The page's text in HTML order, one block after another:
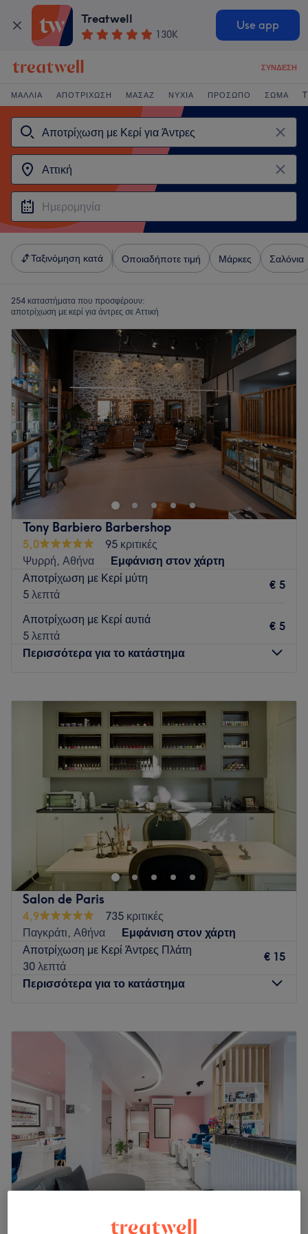
Treatwell
130K
Use app
ΣΎΝΔΕΣΗ
ΜΑΛΛΙΆ ΑΠΟΤΡΊΧΩΣΗ ΜΑΣΆΖ ΝΎΧΙΑ ΠΡΌΣΩΠΟ ΣΏΜΑ
Ταξινόμηση κατά Οποιαδήποτε τιμή Μάρκες Σαλόνια
254 καταστήματα που προσφέρουν:
αποτρίχωση με κερί για άντρες σε Αττική
Tony Barbiero Barbershop
5,0
95 κριτικές
Ψυρρή, Αθήνα
Εμφάνιση στον χάρτη
Αποτρίχωση με Κερί μύτη
5 λεπτά
€ 5
Αποτρίχωση με Κερί αυτιά
5 λεπτά
€ 5
Περισσότερα για το κατάστημα
11:00– 20:00
Τετάρτη
11:00–20:00
Πέμπτη
11:00–20:00
Παρασκευή
11:00–20:00
Σάββατο
10:00–18:00
Κυριακή
Go to venue
Salon de Paris
4,9
735 κριτικές
Παγκράτι, Αθήνα
Εμφάνιση στον χάρτη
Αποτρίχωση με Κερί Άντρες Πλάτη
30 λεπτά
€ 15
Περισσότερα για το κατάστημα
09:00–20:00
09:00
Πέμπτη
09:00
Παρασκευή
09:00
20:00
Σάββατο
09:00–18:00
Κυριακή
Κλειστό
Το Salon de Paris στον Ευαγγελισμό είναι ένας χαλαρωτικός
χώρος που προσφέρει υπηρεσίες περιποίησης άκρων και
extensions βλεφαρίδων. Όποια υπηρεσία κι αν απολαύσεις,
συμβουλέψουν και να πετύχουν τα επιθυμητά